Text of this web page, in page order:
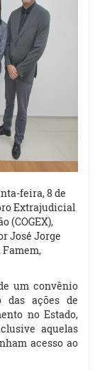
feira, 8 de
Extrajudicial
(COGEX),
José Jorge
um convênio
das ações de
no Estado,
aquelas
acesso ao